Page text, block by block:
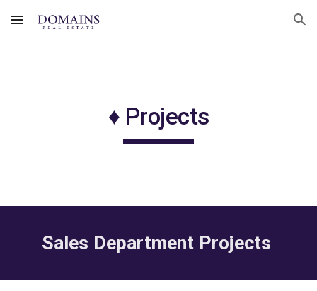
Skip to main content Skip to navigation
♦︎ Projects
Sales Department Projects